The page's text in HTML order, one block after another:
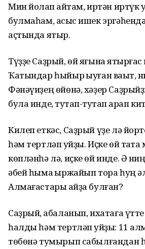
Мин йоҡлап ҡайтам, иртән
булмаһам, асҡыс ишек эргәһендә,
аҫтында ятыр.
Түҙҙе Саҙрый, өй яғына
Ҡатындар һыйыр ҡыуған ваҡыт,
Фәнәүиҙең өйөнә, хәҙер
була инде, туҡтап-туҡтап ҡарап
Килеп еткәс, Саҙрый үҙе лә
һәм тертләп ҡуйҙы. Иҫке өй
көпләнһә лә, иҫке өй инде. Ә
әбей һымаҡ ыржайып тора һуң
Алмағастары ҡайҙа булған?
Саҙрый, ҡабаланып, ихатаға үтте
һалды һәм тертләп ҡуйҙы: 11
төбөнә тумырып сабылғандан